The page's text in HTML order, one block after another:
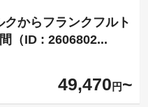
からフランクフルト
（ID : 2606802...
49,470 円